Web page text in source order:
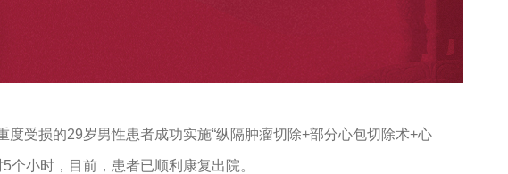
受损的29岁男性患者成功实施“纵隔肿瘤切除+部分心包切除术+心
小时，目前，患者已顺利康复出院。